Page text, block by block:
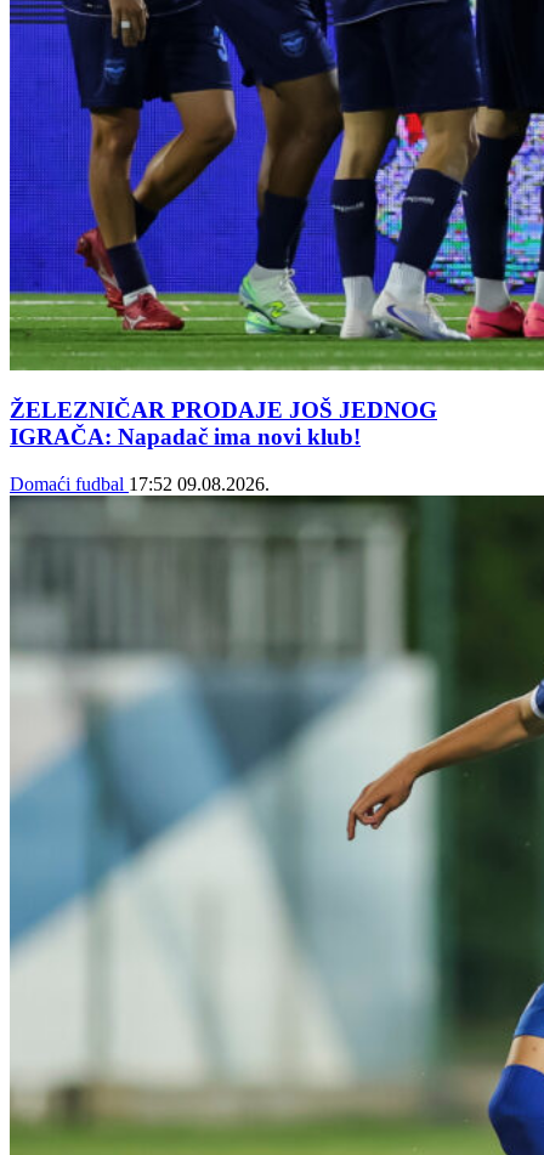
ŽELEZNIČAR PRODAJE JOŠ JEDNOG
IGRAČA: Napadač ima novi klub!
Domaći fudbal 17:52 09.08.2026.